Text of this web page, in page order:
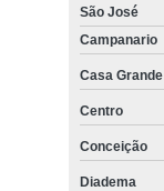
São José
Campanario
Casa Grande
Centro
Conceição
Diadema